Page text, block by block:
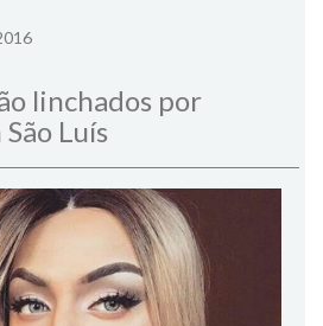
linchados por
Luís